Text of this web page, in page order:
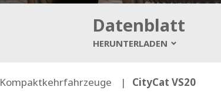
Datenblatt
HERUNTERLADEN
Kompaktkehrfahrzeuge CityCat VS20